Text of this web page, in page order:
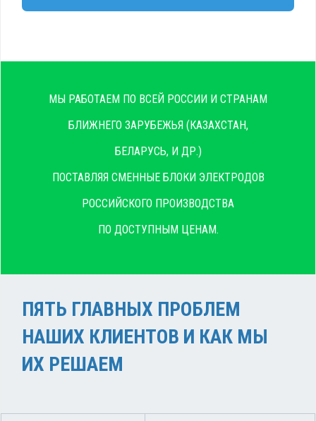
МЫ РАБОТАЕМ ПО ВСЕЙ РОССИИ И СТРАНАМ
БЛИЖНЕГО ЗАРУБЕЖЬЯ (КАЗАХСТАН,
БЕЛАРУСЬ, И ДР.)
ПОСТАВЛЯЯ СМЕННЫЕ БЛОКИ ЭЛЕКТРОДОВ
РОССИЙСКОГО ПРОИЗВОДСТВА
ПО ДОСТУПНЫМ ЦЕНАМ.
ПЯТЬ ГЛАВНЫХ ПРОБЛЕМ
НАШИХ КЛИЕНТОВ И КАК МЫ
ИХ РЕШАЕМ